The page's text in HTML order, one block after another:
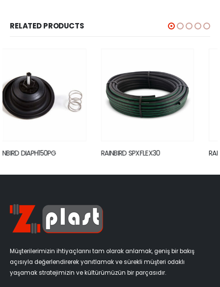
RELATED PRODUCTS
RAINBIRD SPXFLEX30 RAINBIRD P33DK
Müşterilerimizin ihtiyaçlarını tam olarak anlamak, geniş bir bakış
açısıyla değerlendirerek yanıtlamak ve sürekli müşteri odaklı
yaşamak stratejimizin ve kültürümüzün bir parçasıdır.